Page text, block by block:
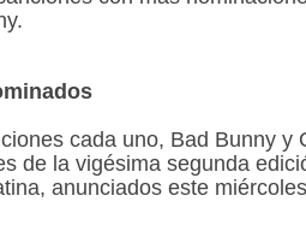
cada uno, Bad Bunny y
de la vigésima segunda
anunciados este